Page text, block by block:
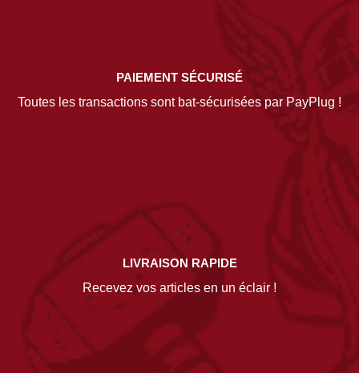
PAIEMENT SÉCURISÉ
Toutes les transactions sont bat-sécurisées par PayPlug !
LIVRAISON RAPIDE
Recevez vos articles en un éclair !